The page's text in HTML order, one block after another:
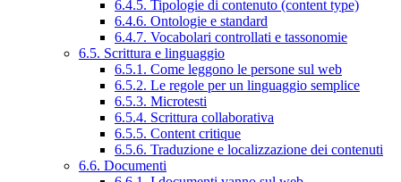
6.4.5. Tipologie di contenuto (content type)
6.4.6. Ontologie e standard
6.4.7. Vocabolari controllati e tassonomie
6.5. Scrittura e linguaggio
6.5.1. Come leggono le persone sul web
6.5.2. Le regole per un linguaggio semplice
6.5.3. Microtesti
6.5.4. Scrittura collaborativa
6.5.5. Content critique
6.5.6. Traduzione e localizzazione dei contenuti
6.6. Documenti